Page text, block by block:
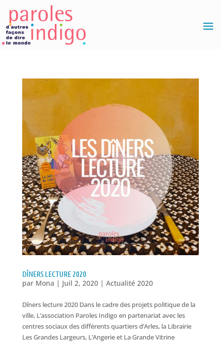
DÎNERS LECTURE 2020
par Mona | Juil 2, 2020| Actualité 2020
Dîners lecture 2020 Dans le cadre des projets politique de la
ville, L’association Paroles Indigo en partenariat avec les
centres sociaux des différents quartiers d’Arles, la Librairie
Les Grandes Largeurs, L’Angerie et La Grande Vitrine